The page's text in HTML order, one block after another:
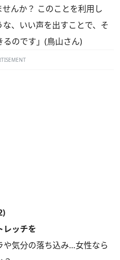
んか？ このことを利用し
、いい声を出すことで、そ
のです」(鳥山さん)
レッチを
気分の落ち込み…女性なら